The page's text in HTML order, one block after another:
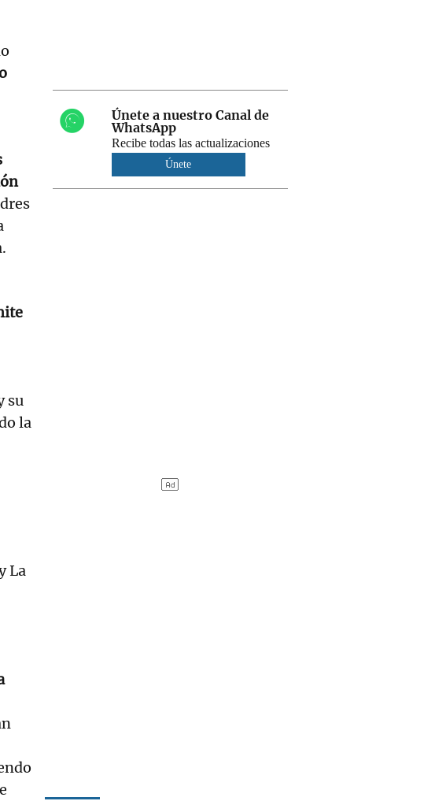
su
la
La
Únete a nuestro Canal de
WhatsApp
Recibe todas las actualizaciones
Únete